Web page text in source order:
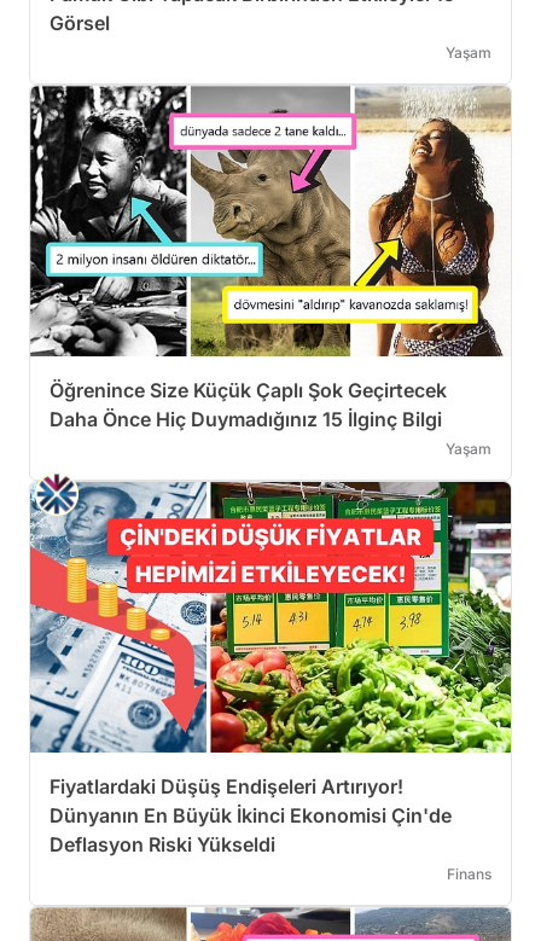
Görsel
Yaşam
Öğrenince Size Küçük Çaplı Şok Geçirtecek
Daha Önce Hiç Duymadığınız 15 İlginç Bilgi
Yaşam
Fiyatlardaki Düşüş Endişeleri Artırıyor!
Dünyanın En Büyük İkinci Ekonomisi Çin'de
Deflasyon Riski Yükseldi
Finans